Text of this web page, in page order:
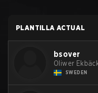
PLANTILLA ACTUAL
bsover
Oliwer
SWEDEN